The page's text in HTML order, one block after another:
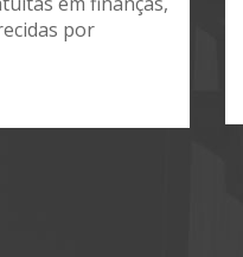
por